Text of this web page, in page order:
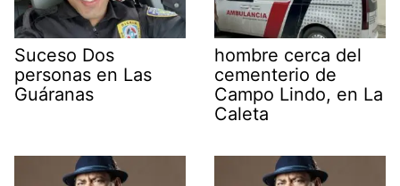
Suceso Dos
personas en Las
Guáranas
hombre cerca del
cementerio de
Campo Lindo, en La
Caleta